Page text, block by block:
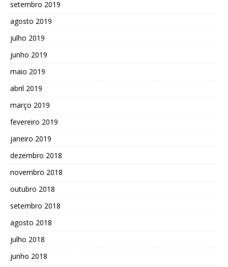
setembro 2019
agosto 2019
julho 2019
junho 2019
maio 2019
abril 2019
março 2019
fevereiro 2019
janeiro 2019
dezembro 2018
novembro 2018
outubro 2018
setembro 2018
agosto 2018
julho 2018
junho 2018